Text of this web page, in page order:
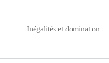
Inégalités et domination